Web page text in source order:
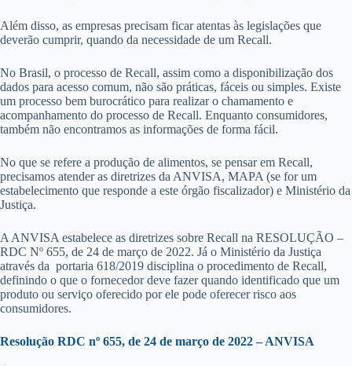
Além disso, as empresas precisam ficar atentas às legislações que
deverão cumprir, quando da necessidade de um Recall.
No Brasil, o processo de Recall, assim como a disponibilização dos
dados para acesso comum, não são práticas, fáceis ou simples. Existe
um processo bem burocrático para realizar o chamamento e
acompanhamento do processo de Recall. Enquanto consumidores,
também não encontramos as informações de forma fácil.
No que se refere a produção de alimentos, se pensar em Recall,
precisamos atender as diretrizes da ANVISA, MAPA (se for um
estabelecimento que responde a este órgão fiscalizador) e Ministério da
Justiça.
A ANVISA estabelece as diretrizes sobre Recall na RESOLUÇÃO –
RDC Nº 655, de 24 de março de 2022. Já o Ministério da Justiça
através da portaria 618/2019 disciplina o procedimento de Recall,
definindo o que o fornecedor deve fazer quando identificado que um
produto ou serviço oferecido por ele pode oferecer risco aos
consumidores.
Resolução RDC nº 655, de 24 de março de 2022 – ANVISA